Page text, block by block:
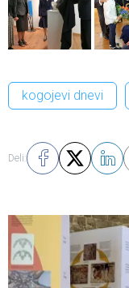
kogojevi dnevi
Deli: